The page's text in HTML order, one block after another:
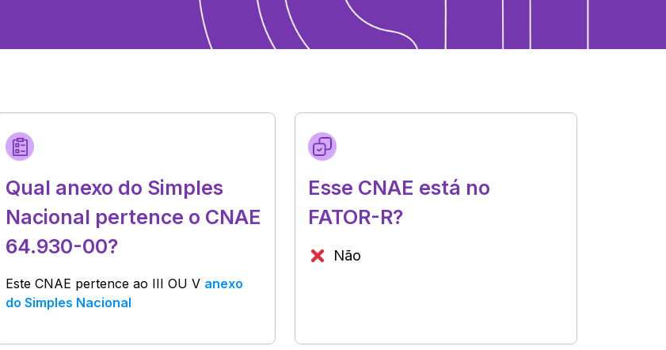
Qual anexo do Simples
Nacional pertence o CNAE
64.930-00?
Este CNAE pertence ao III OU V anexo
do Simples Nacional
Esse CNAE está no
FATOR-R?
Não